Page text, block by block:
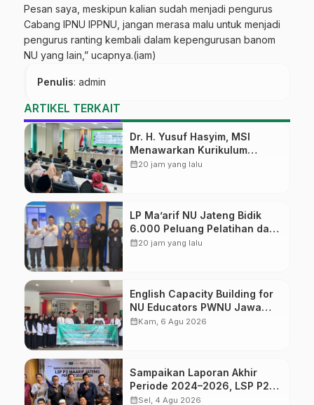
Pesan saya, meskipun kalian sudah menjadi pengurus
Cabang IPNU IPPNU, jangan merasa malu untuk menjadi
pengurus ranting kembali dalam kepengurusan banom
NU yang lain,” ucapnya.(iam)
Penulis: admin
ARTIKEL TERKAIT
Dr. H. Yusuf Hasyim, MSI
Menawarkan Kurikulum
Diversifikasi, Harapan Baru
calendar_month20 jam yang lalu
LP Ma’arif NU Jateng Bidik
6.000 Peluang Pelatihan dan
Sertifikasi bagi Lulusan SMK
calendar_month20 jam yang lalu
English Capacity Building for
NU Educators PWNU Jawa
Tengah Batch#4; Membuka
calendar_monthKam, 6 Agu 2026
Sampaikan Laporan Akhir
Periode 2024–2026, LSP P2
Ma’arif NU Jateng Mantapkan
calendar_monthSel, 4 Agu 2026